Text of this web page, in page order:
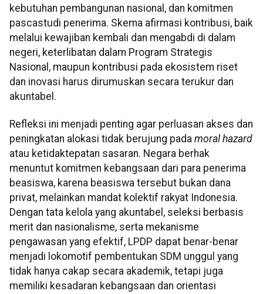
kebutuhan pembangunan nasional, dan komitmen
pascastudi penerima. Skema afirmasi kontribusi, baik
melalui kewajiban kembali dan mengabdi di dalam
negeri, keterlibatan dalam Program Strategis
Nasional, maupun kontribusi pada ekosistem riset
dan inovasi harus dirumuskan secara terukur dan
akuntabel.
Refleksi ini menjadi penting agar perluasan akses dan
peningkatan alokasi tidak berujung pada moral hazard
atau ketidaktepatan sasaran. Negara berhak
menuntut komitmen kebangsaan dari para penerima
beasiswa, karena beasiswa tersebut bukan dana
privat, melainkan mandat kolektif rakyat Indonesia.
Dengan tata kelola yang akuntabel, seleksi berbasis
merit dan nasionalisme, serta mekanisme
pengawasan yang efektif, LPDP dapat benar-benar
menjadi lokomotif pembentukan SDM unggul yang
tidak hanya cakap secara akademik, tetapi juga
memiliki kesadaran kebangsaan dan orientasi